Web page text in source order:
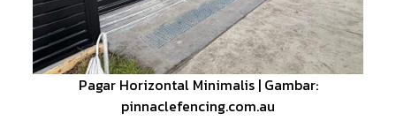
Pagar Horizontal Minimalis | Gambar:
pinnaclefencing.com.au